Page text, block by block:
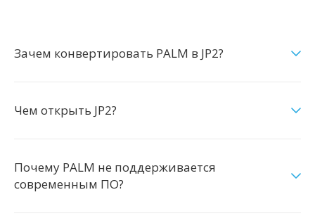
Зачем конвертировать PALM в JP2?
Чем открыть JP2?
Почему PALM не поддерживается
современным ПО?